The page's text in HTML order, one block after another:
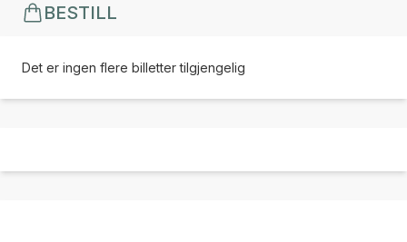
BESTILL
Det er ingen flere billetter tilgjengelig